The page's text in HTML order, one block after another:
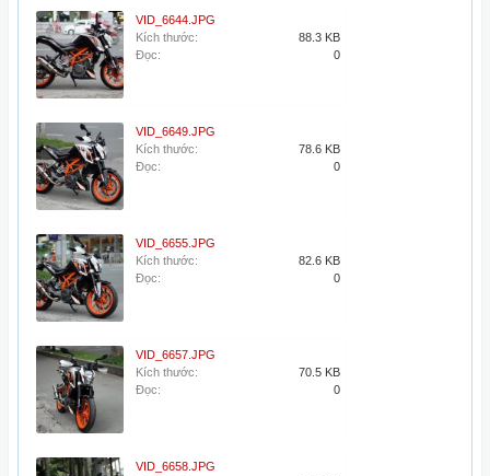
VID_6644.JPG
Kích thước:
88.3 KB
Đọc:
0
VID_6649.JPG
Kích thước:
78.6 KB
Đọc:
0
VID_6655.JPG
Kích thước:
82.6 KB
Đọc:
0
VID_6657.JPG
Kích thước:
70.5 KB
Đọc:
0
VID_6658.JPG